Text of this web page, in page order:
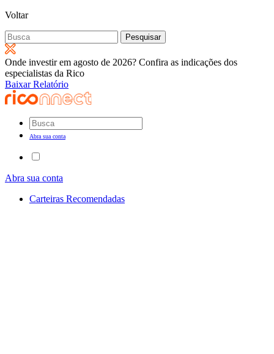
Voltar
Pesquisar
por:
Onde investir em agosto de 2026? Confira as indicações dos
especialistas da Rico
Baixar Relatório
Abra sua conta
Abra sua conta
Carteiras Recomendadas